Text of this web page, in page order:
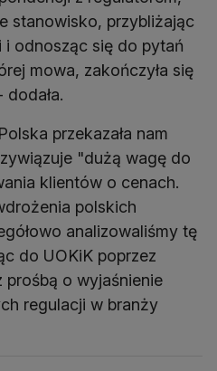
stanowisko, przybliżając
i odnosząc się do pytań
mowa, zakończyła się
przekazała nam
"dużą wagę do
klientów o cenach.
polskich
analizowaliśmy tę
do UOKiK poprzez
prośbą o wyjaśnienie
regulacji w branży